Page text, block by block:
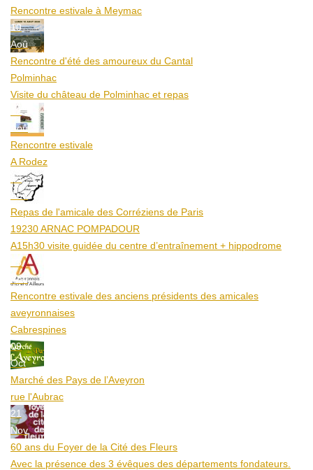
Rencontre estivale à Meymac
10
Aoû
Rencontre d'été des amoureux du Cantal
Polminhac
Visite du château de Polminhac et repas
12
Aoû
Rencontre estivale
A Rodez
23
Aoû
Repas de l'amicale des Corréziens de Paris
19230 ARNAC POMPADOUR
A15h30 visite guidée du centre d’entraînement + hippodrome
25
Aoû
Rencontre estivale des anciens présidents des amicales
aveyronnaises
Cabrespines
09
Oct
Marché des Pays de l’Aveyron
rue l'Aubrac
21
Nov
60 ans du Foyer de la Cité des Fleurs
Avec la présence des 3 évêques des départements fondateurs.